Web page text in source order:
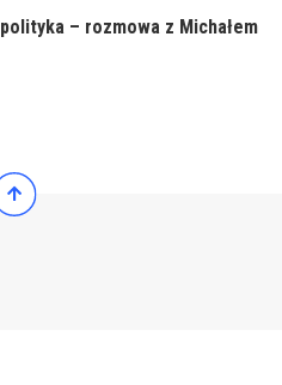
– rozmowa z Michałem